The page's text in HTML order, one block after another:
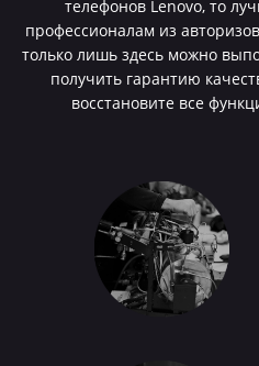
телефонов Lenovo, то
профессионалам из
только лишь здесь можно
получить гарантию
восстановите все